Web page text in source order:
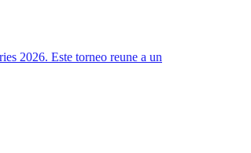
2026. Este torneo reune a un